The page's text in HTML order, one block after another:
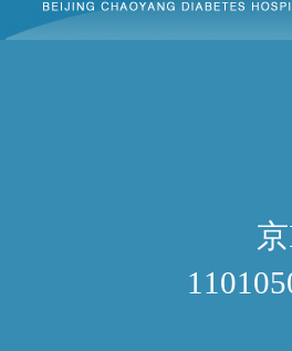
糖尿病
医院网